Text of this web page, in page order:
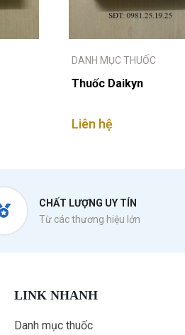
DANH MỤC THUỐC
Thuốc Daikyn
Liên hệ
CHẤT LƯỢNG UY TÍN
Từ các thương hiệu lớn
LINK NHANH
Danh mục thuốc